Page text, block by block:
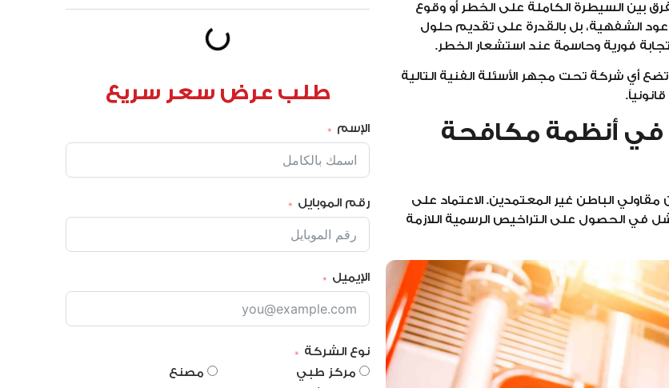
بين السيطرة الكاملة على الخطر أو وقوع
الشفهية، بل بالقدرة على تقديم حلول
فورية وحاسمة عند استشعار الخطر.
أي شركة تحت مجهر الأسئلة الفنية التالية
في أنظمة مكافحة
الباطن غير المعتمدين. الاعتماد على
في الحصول على التراخيص الرسمية اللازمة
طلب عرض سعر سريع
الإسم
رقم الموبايل
الإيميل
نوع الشركة
مركز طبي
مصنع